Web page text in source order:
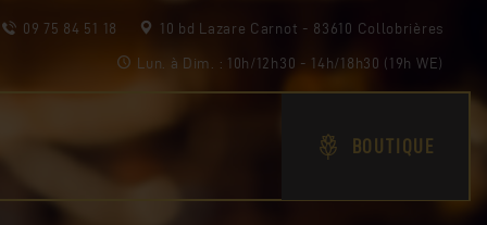
09 75 84 51 18 10 bd Lazare Carnot - 83610 Collobrières
Lun. à Dim. : 10h/12h30 - 14h/18h30 (19h WE)
BOUTIQUE